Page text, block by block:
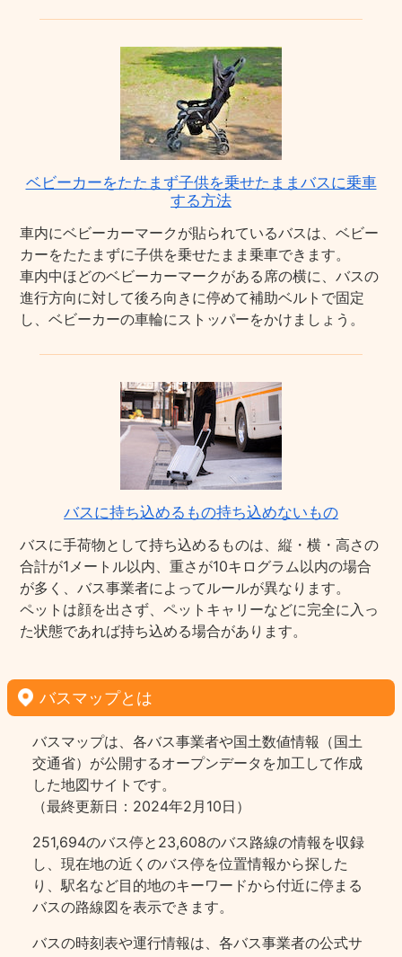
ベビーカーをたたまず子供を乗せたままバスに乗車
する方法
車内にベビーカーマークが貼られているバスは、ベビー
カーをたたまずに子供を乗せたまま乗車できます。
車内中ほどのベビーカーマークがある席の横に、バスの
進行方向に対して後ろ向きに停めて補助ベルトで固定
し、ベビーカーの車輪にストッパーをかけましょう。
バスに持ち込めるもの持ち込めないもの
バスに手荷物として持ち込めるものは、縦・横・高さの
合計が1メートル以内、重さが10キログラム以内の場合
が多く、バス事業者によってルールが異なります。
ペットは顔を出さず、ペットキャリーなどに完全に入っ
た状態であれば持ち込める場合があります。
バスマップとは
バスマップは、各バス事業者や国土数値情報（国土
交通省）が公開するオープンデータを加工して作成
した地図サイトです。
（最終更新日：2024年2月10日）
251,694のバス停と23,608のバス路線の情報を収録
し、現在地の近くのバス停を位置情報から探した
り、駅名など目的地のキーワードから付近に停まる
バスの路線図を表示できます。
バスの時刻表や運行情報は、各バス事業者の公式サ